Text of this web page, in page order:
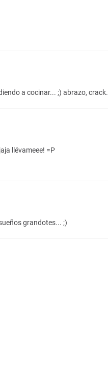
a cocinar... ;) abrazo, crack.
llévameee! =P
grandotes... ;)